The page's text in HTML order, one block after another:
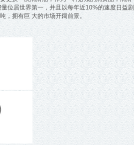
位居世界第一，并且以每年近10%的速度日益剧
，拥有巨 大的市场开阔前景。